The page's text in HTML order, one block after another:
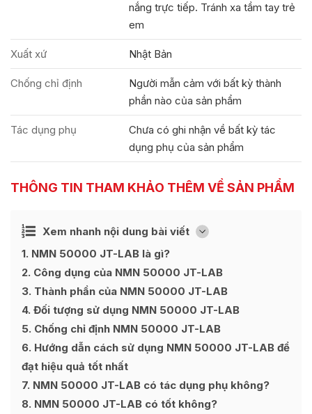
nắng trực tiếp. Tránh xa tầm tay trẻ
em
Xuất xứ Nhật Bản
Chống chỉ định
Người mẫn cảm với bất kỳ thành
phần nào của sản phẩm
Tác dụng phụ
Chưa có ghi nhận về bất kỳ tác
dụng phụ của sản phẩm
THÔNG TIN THAM KHẢO THÊM VỀ SẢN PHẨM
Xem nhanh nội dung bài viết [
Ẩn
1 NMN 50000 JT-LAB là gì?
2 Công dụng của NMN 50000 JT-LAB
3 Thành phần của NMN 50000 JT-LAB
4 Đối tượng sử dụng NMN 50000 JT-LAB
5 Chống chỉ định NMN 50000 JT-LAB
6 Hướng dẫn cách sử dụng NMN 50000 JT-LAB để
đạt hiệu quả tốt nhất
7 NMN 50000 JT-LAB có tác dụng phụ không?
8 NMN 50000 JT-LAB có tốt không?